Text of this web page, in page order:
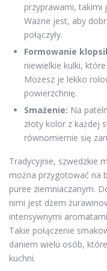
przyprawami, takimi
Ważne jest, aby
połączyły.
Formowanie
niewielkie kulki,
Możesz je lekko
powierzchnię.
Smażenie: Na
złoty kolor z każdej
równomiernie się
Tradycyjnie, szwedzkie
można przygotować na
puree ziemniaczanym.
nimi jest dżem
intensywnymi
Takie połączenie
daniem wielu osób,
kuchni.